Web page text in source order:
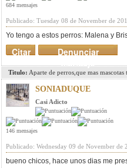
684 mensajes
Publicado: Tuesday 08 de November de
Yo tengo a estos perros: Malena y
Denunciar
mensaje
Citar
Titulo: Aparte de perros,que mas mascotas
SONIADUQUE
Casi Adicto
146 mensajes
Publicado: Wednesday 09 de November de
bueno chicos, hace unos dias me